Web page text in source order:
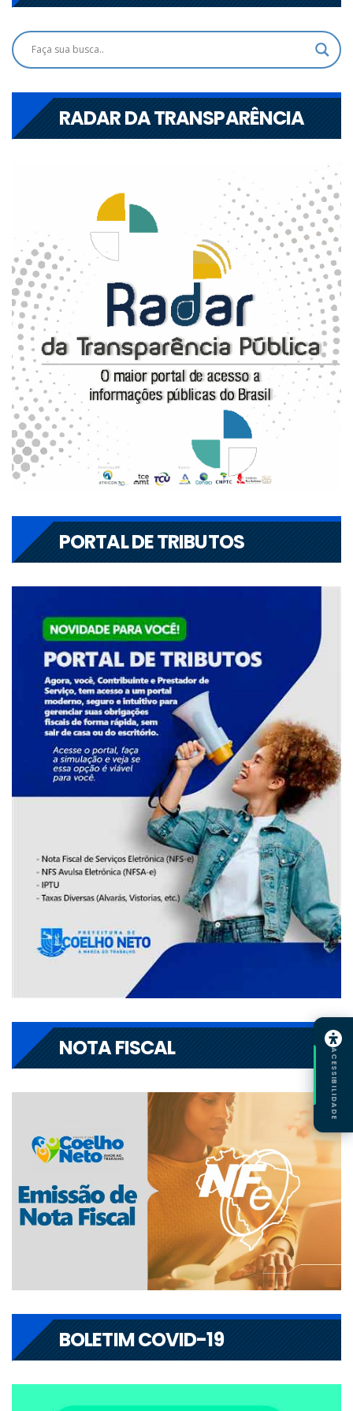
RADAR DA TRANSPARÊNCIA
PORTAL DE TRIBUTOS
NOTA FISCAL
BOLETIM COVID-19
ACESSIBILIDADE